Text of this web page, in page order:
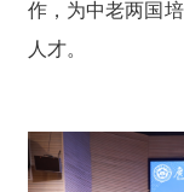
作，为中老两国
人才。